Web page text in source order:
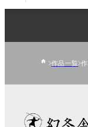
作品一覧